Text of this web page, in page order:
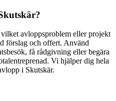
avloppsproblem eller projekt
förslag och offert. Använd
få rådgivning eller begära
Vi hjälper dig hela
i Skutskär.